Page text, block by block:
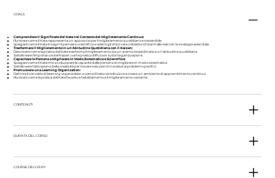
GOALS
Comprendere il Significato del Kata nel Contesto del Miglioramento Continuo:
Illustrare come il Kata rappresenta un approccio per il miglioramento quotidiano e sostenibile.
Spiegare come il Kata insegni il pensiero scientifico e orienti gli sforzi verso obiettivi sfidanti allineati con la strategia aziendale.
Trasformare il Miglioramento in un'Abitudine Quotidiana con il Kaizen:
Descrivere come la pratica del Kata trasforma il miglioramento da un evento straordinario a un'abitudine quotidiana.
Sottolineare l'importanza del Kaizen come pratica diffusa in tutta l'organizzazione.
Capacitare le Persone a Migliorare in Modo Sistematico e Scientifico:
Spiegare come il Kata miri a sviluppare la capacità delle persone di migliorare in modo sistematico.
Sottolineare l'attivazione della creatività per trovare soluzioni innovative ai problemi specifici.
Promuovere una Learning Organization:
Definire il concetto di learning organization e come il Kata contribuisca a creare un ambiente di apprendimento continuo.
Illustrare come la pratica del Kata favorisca l'adattamento e il miglioramento costante.
CONTENUTI
DURATA DEL CORSO
COURSE DELIVERY